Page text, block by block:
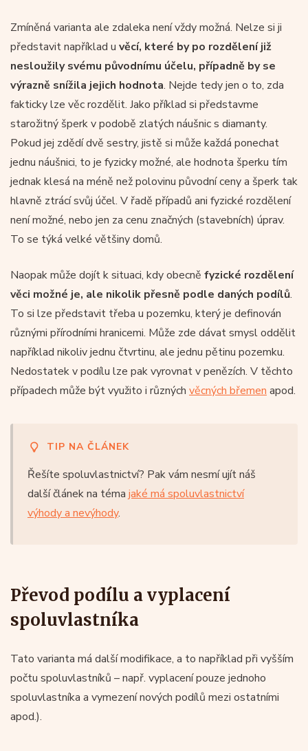
Zmíněná varianta ale zdaleka není vždy možná. Nelze si ji
představit například u věcí, které by po rozdělení již
nesloužily svému původnímu účelu, případně by se
výrazně snížila jejich hodnota. Nejde tedy jen o to, zda
fakticky lze věc rozdělit. Jako příklad si představme
starožitný šperk v podobě zlatých náušnic s diamanty.
Pokud jej zdědí dvě sestry, jistě si může každá ponechat
jednu náušnici, to je fyzicky možné, ale hodnota šperku tím
jednak klesá na méně než polovinu původní ceny a šperk tak
hlavně ztrácí svůj účel. V řadě případů ani fyzické rozdělení
není možné, nebo jen za cenu značných (stavebních) úprav.
To se týká velké většiny domů.
Naopak může dojít k situaci, kdy obecně fyzické rozdělení
věci možné je, ale nikolik přesně podle daných podílů.
To si lze představit třeba u pozemku, který je definován
různými přírodními hranicemi. Může zde dávat smysl oddělit
například nikoliv jednu čtvrtinu, ale jednu pětinu pozemku.
Nedostatek v podílu lze pak vyrovnat v penězích. V těchto
případech může být využito i různých věcných břemen apod.
TIP NA ČLÁNEK
Řešíte spoluvlastnictví? Pak vám nesmí ujít náš
další článek na téma jaké má spoluvlastnictví
výhody a nevýhody.
Převod podílu a vyplacení
spoluvlastníka
Tato varianta má další modifikace, a to například při vyšším
počtu spoluvlastníků – např. vyplacení pouze jednoho
spoluvlastníka a vymezení nových podílů mezi ostatními
apod.).